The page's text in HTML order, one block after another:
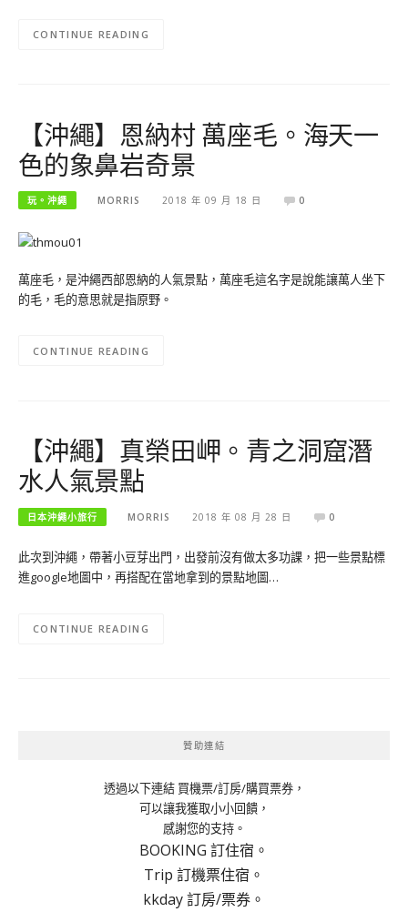
CONTINUE READING
【沖繩】恩納村 萬座毛。海天一
色的象鼻岩奇景
玩。沖繩 MORRIS 2018 年 09 月 18 日 0
萬座毛，是沖繩西部恩納的人氣景點，萬座毛這名字是說能讓萬人坐下
的毛，毛的意思就是指原野。
CONTINUE READING
【沖繩】真榮田岬。青之洞窟潛
水人氣景點
日本沖繩小旅行 MORRIS 2018 年 08 月 28 日 0
此次到沖繩，帶著小豆芽出門，出發前沒有做太多功課，把一些景點標
進google地圖中，再搭配在當地拿到的景點地圖…
CONTINUE READING
贊助連結
透過以下連結 買機票/訂房/購買票券，
可以讓我獲取小小回饋，
感謝您的支持。
BOOKING 訂住宿。
Trip 訂機票住宿。
kkday 訂房/票券。